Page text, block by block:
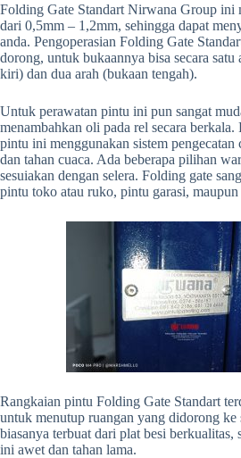
Folding Gate Standart Nirwana Group ini
dari 0,5mm – 1,2mm, sehingga dapat
anda. Pengoperasian Folding Gate
dorong, untuk bukaannya bisa secara satu
kiri) dan dua arah (bukaan tengah).
Untuk perawatan pintu ini pun sangat
menambahkan oli pada rel secara
pintu ini menggunakan sistem pengecatan
dan tahan cuaca. Ada beberapa pilihan
sesuiakan dengan selera. Folding gate
pintu toko atau ruko, pintu garasi,
Rangkaian pintu Folding Gate Standart
untuk menutup ruangan yang didorong
biasanya terbuat dari plat besi berkualitas,
ini awet dan tahan lama.